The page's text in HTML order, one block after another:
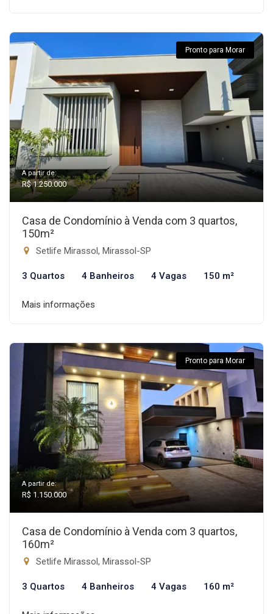
Pronto para Morar
A partir de:
R$ 1.250.000
Casa de Condomínio à Venda com 3 quartos,
150m²
Setlife Mirassol, Mirassol-SP
3 Quartos 4 Banheiros 4 Vagas 150 m²
Mais informações
Pronto para Morar
A partir de:
R$ 1.150.000
Casa de Condomínio à Venda com 3 quartos,
160m²
Setlife Mirassol, Mirassol-SP
3 Quartos 4 Banheiros 4 Vagas 160 m²